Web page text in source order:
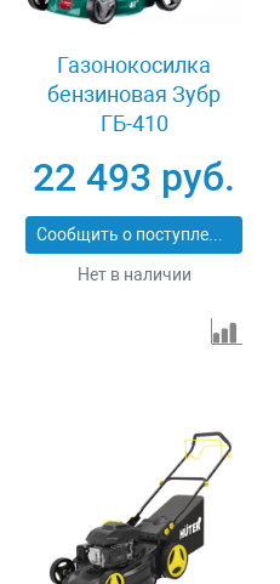
Газонокосилка
бензиновая Зубр
ГБ-410
22 493 руб.
Сообщить о поступлении
Нет в наличии